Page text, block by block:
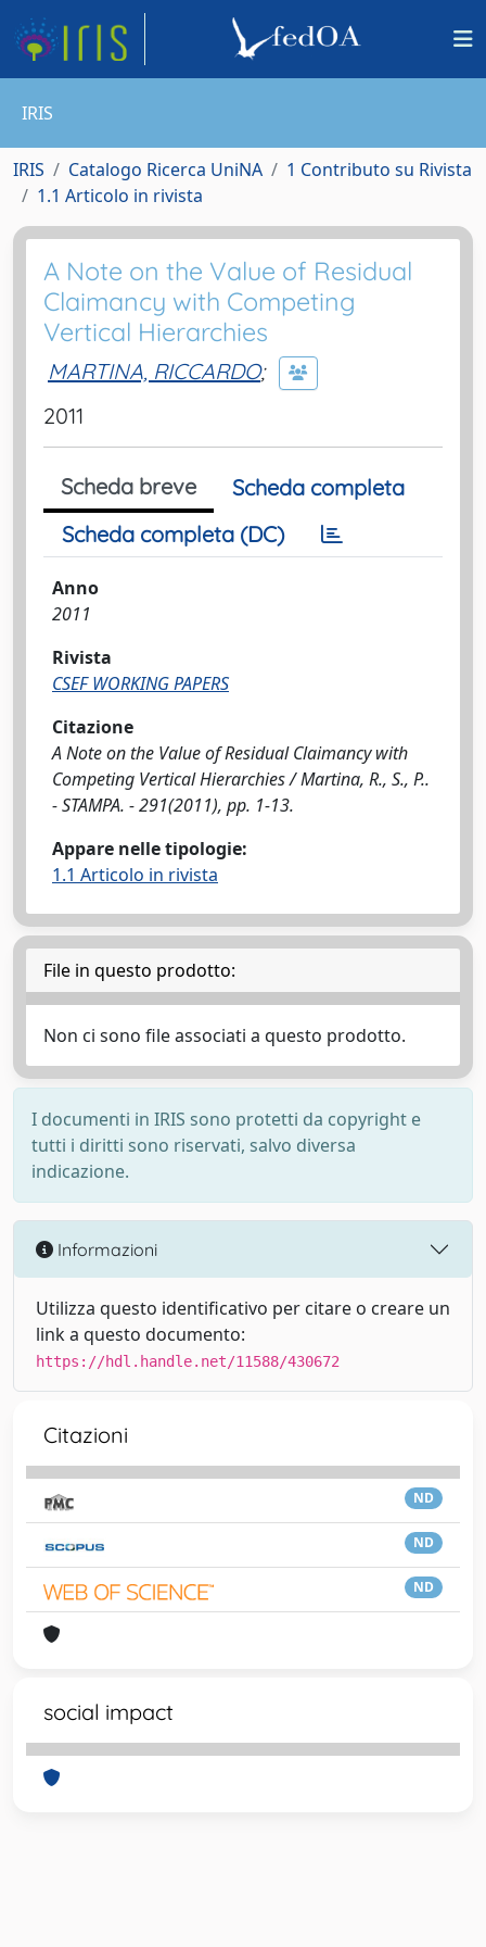
IRIS
IRIS Catalogo Ricerca UniNA
1 Contributo su Rivista
1.1 Articolo in rivista
A Note on the Value of Residual
Claimancy with Competing
Vertical Hierarchies
MARTINA, RICCARDO;
2011
Scheda breve
Scheda completa
Scheda completa (DC)
Anno
2011
Rivista
CSEF WORKING PAPERS
Citazione
A Note on the Value of Residual Claimancy with
Competing Vertical Hierarchies / Martina, R., S., P..
- STAMPA. - 291(2011), pp. 1-13.
Appare nelle tipologie:
1.1 Articolo in rivista
File in questo prodotto:
Non ci sono file associati a questo prodotto.
I documenti in IRIS sono protetti da copyright e
tutti i diritti sono riservati, salvo diversa
indicazione.
Informazioni
Utilizza questo identificativo per citare o creare un
link a questo documento:
https://hdl.handle.net/11588/430672
Citazioni
ND
ND
ND
social impact